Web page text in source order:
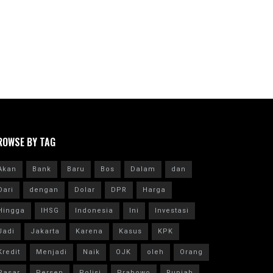
BY TAG
Bank Baru Bos Dalam
dan
dengan Dolar DPR
Harga
IHSG Indonesia Ini
Investasi
Jakarta Karena Kasus
KPK
Menjadi Naik OJK oleh
Orang